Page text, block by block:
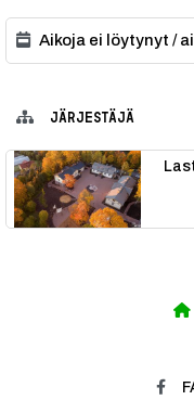
Aikoja ei löytynyt /
JÄRJESTÄJÄ